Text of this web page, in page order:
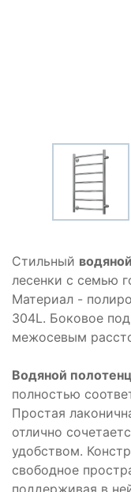
Стильный
лесенки с семью
Материал -
304L. Боковое
межосевым
Водяной
полностью
Простая
отлично
удобством.
свободное